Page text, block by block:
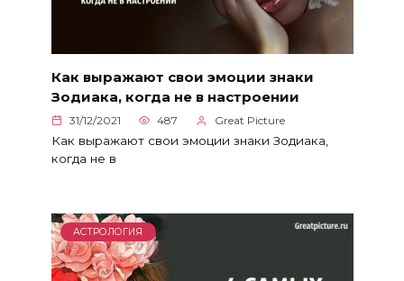
Как выражают свои эмоции знаки
Зодиака, когда не в настроении
31/12/2021 487 Great Picture
Как выражают свои эмоции знаки Зодиака,
когда не в
АСТРОЛОГИЯ